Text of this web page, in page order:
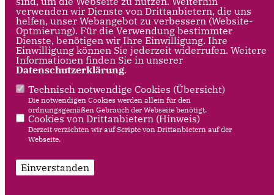
verwenden wir Dienste von Drittanbietern, die uns
helfen, unser Webangebot zu verbessern (Website-
Optmierung). Für die Verwendung bestimmter
Dienste, benötigen wir Ihre Einwilligung. Ihre
Einwilligung können Sie jederzeit widerrufen. Weitere
Informationen finden Sie in unserer
Datenschutzerklärung.
Technisch notwendige Cookies (Übersicht)
Die notwendigen Cookies werden allein für den
ordnungsgemäßen Gebrauch der Webseite benötigt.
Cookies von Drittanbietern (Hinweis)
Derzeit verzichten wir auf Scripte von Drittanbietern auf der
Webseite.
Einverstanden